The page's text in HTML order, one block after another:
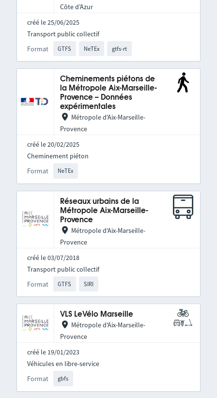
Côte d’Azur
créé le 25/06/2025
Format GTFS NeTEx gtfs-rt
Transport public collectif
Cheminements piétons de
la Métropole Aix-Marseille-
Provence – Données
expérimentales
Métropole d'Aix-Marseille-
Provence
créé le 20/02/2025
Format NeTEx
Cheminement piéton
Réseaux urbains de la
Métropole Aix-Marseille-
Provence
Métropole d'Aix-Marseille-
Provence
créé le 03/07/2018
Format GTFS SIRI
Transport public collectif
VLS LeVélo Marseille
Métropole d'Aix-Marseille-
Provence
créé le 19/01/2023
Format gbfs
Véhicules en libre-service